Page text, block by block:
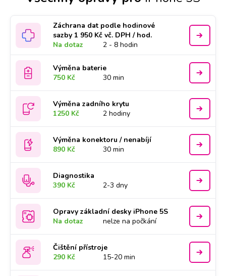
Záchrana dat podle hodinové
sazby 1 950 Kč vč. DPH / hod.
Na dotaz
2 - 8 hodin
Výměna baterie
750 Kč
30 min
Výměna zadního krytu
1250 Kč
2 hodiny
Výměna konektoru / nenabíjí
890 Kč
30 min
Diagnostika
390 Kč
2-3 dny
Opravy základní desky iPhone 5S
Na dotaz
nelze na počkání
Čištění přístroje
290 Kč
15-20 min